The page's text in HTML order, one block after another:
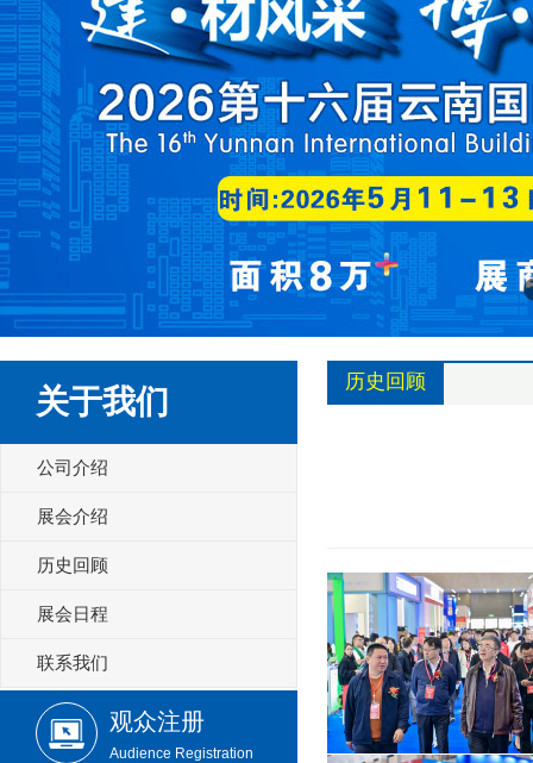
关于我们
公司介绍
展会介绍
历史回顾
展会日程
联系我们
观众注册
Audience Registration
历史回顾